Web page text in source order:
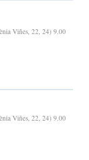
Viñes, 22, 24) 9.00
Viñes, 22, 24) 9.00